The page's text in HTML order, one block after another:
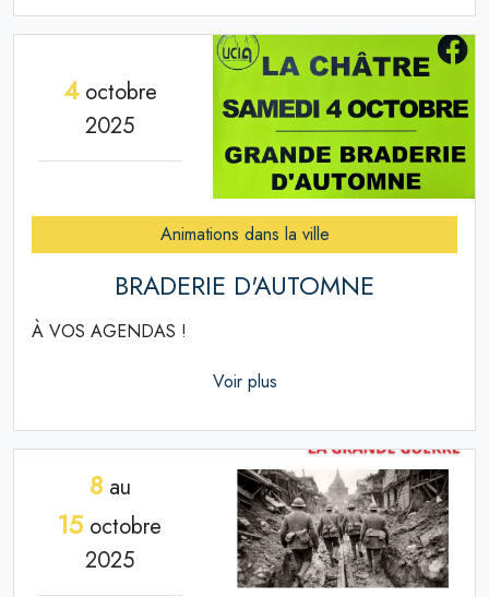
4octobre
2025
Animations dans la ville
BRADERIE D'AUTOMNE
À VOS AGENDAS !
Voir plus
8au
15 octobre
2025